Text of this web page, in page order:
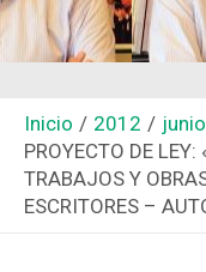
Inicio 2012 junio
PROYECTO DE
TRABAJOS Y
ESCRITORES –